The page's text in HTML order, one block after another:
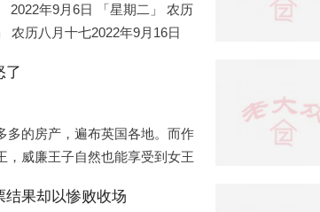
2022年9月6日 「星期二」 农历
农历八月十七2022年9月16日
了
多的房产，遍布英国各地。而作
，威廉王子自然也能享受到女王
结果却以惨败收场